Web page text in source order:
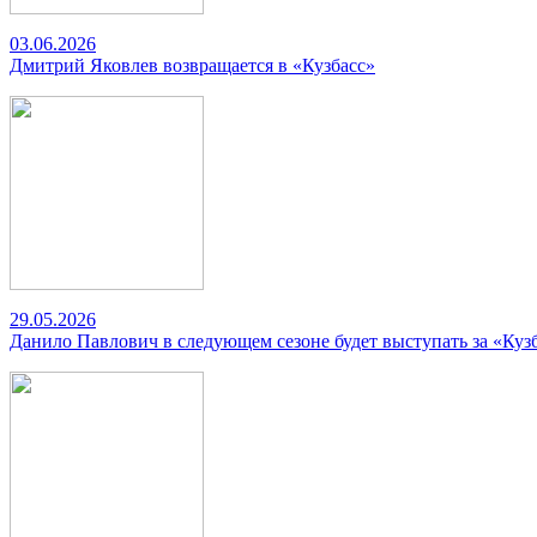
03.06.2026
Дмитрий Яковлев возвращается в «Кузбасс»
29.05.2026
Данило Павлович в следующем сезоне будет выступать за